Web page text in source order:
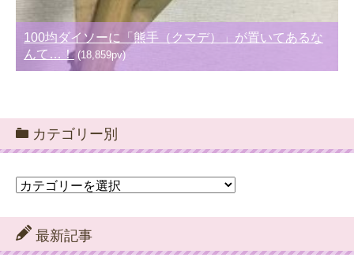
100均ダイソーに「熊手（クマデ）」が置いてあるな
んて…！ (18,859pv)
カテゴリー別
カ
ゴ
リ
ー
最新記事